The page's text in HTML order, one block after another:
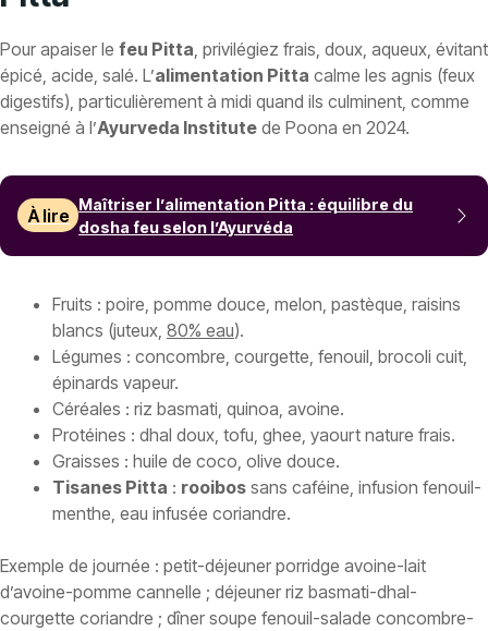
Pour apaiser le feu Pitta , privilégiez frais, doux, aqueux, évitant
épicé, acide, salé. L’alimentation Pitta calme les agnis (feux
digestifs), particulièrement à midi quand ils culminent, comme
enseigné à l’Ayurveda Institute de Poona en 2024.
À lire
Maîtriser l’alimentation Pitta : équilibre du
dosha feu selon l’Ayurvéda
Fruits : poire, pomme douce, melon, pastèque, raisins
blancs (juteux, 80% eau).
Légumes : concombre, courgette, fenouil, brocoli cuit,
épinards vapeur.
Céréales : riz basmati, quinoa, avoine.
Protéines : dhal doux, tofu, ghee, yaourt nature frais.
Graisses : huile de coco, olive douce.
Tisanes Pitta : rooibos sans caféine, infusion fenouil-
menthe, eau infusée coriandre.
Exemple de journée : petit-déjeuner porridge avoine-lait
d’avoine-pomme cannelle ; déjeuner riz basmati-dhal-
courgette coriandre ; dîner soupe fenouil-salade concombre-